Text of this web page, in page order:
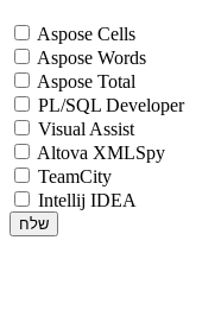
Aspose Cells
Aspose Words
Aspose Total
PL/SQL Developer
Visual Assist
Altova XMLSpy
TeamCity
Intellij IDEA